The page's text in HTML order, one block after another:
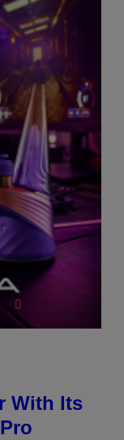
With Its